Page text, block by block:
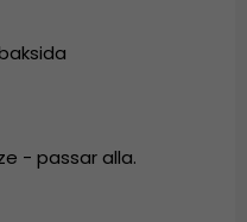
- passar alla.